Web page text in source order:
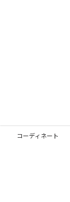
コーディネート